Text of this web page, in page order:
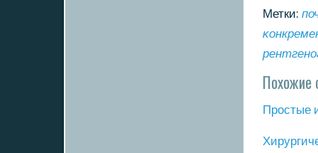
Метки:
Похожие
Прοстые